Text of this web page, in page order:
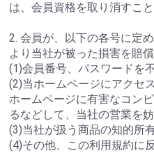
は、会員資格を取り消すこ
2. 会員が、以下の各号に定
より当社が被った損害を賠
(1)会員番号、パスワードを
(2)当ホームページにアクセ
ホームページに有害なコン
るなどして、当社の営業を
(3)当社が扱う商品の知的所
(4)その他、この利用規約に